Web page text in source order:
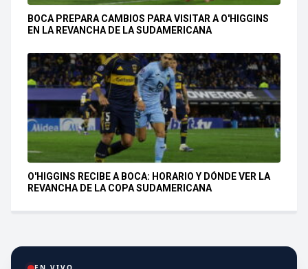
BOCA PREPARA CAMBIOS PARA VISITAR A O'HIGGINS
EN LA REVANCHA DE LA SUDAMERICANA
O'HIGGINS RECIBE A BOCA: HORARIO Y DÓNDE VER LA
REVANCHA DE LA COPA SUDAMERICANA